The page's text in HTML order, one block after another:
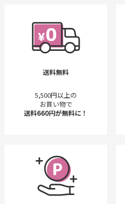
送料無料
5,500円以上の
お買い物で
送料660円が無料に！